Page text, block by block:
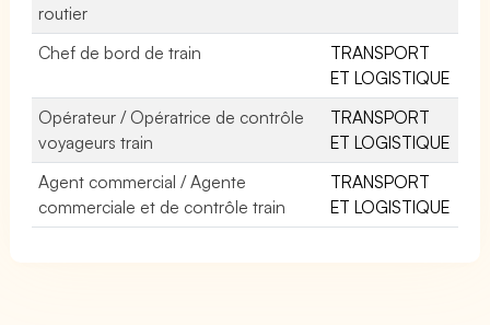
routier
Chef de bord de train
TRANSPORT
ET LOGISTIQUE
Opérateur / Opératrice de contrôle
voyageurs train
TRANSPORT
ET LOGISTIQUE
Agent commercial / Agente
commerciale et de contrôle train
TRANSPORT
ET LOGISTIQUE